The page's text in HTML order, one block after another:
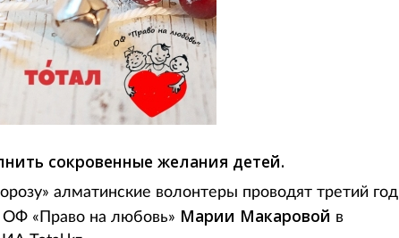
сокровенные желания детей.
алматинские волонтеры проводят третий год
ОФ «Право на любовь» Марии Макаровой в